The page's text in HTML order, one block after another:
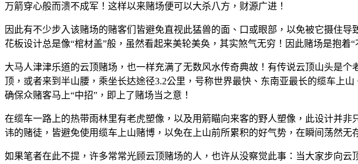
万箭穿心般而溃不成军！这样以来赌场便可以大杀八方，财源广进！
因此有不少步入该赌场的赌客们皆避免直视此猛兽的面、口或眼部，以免被它摄住
花板设计总是像“棺材盖”般，虽然看起来美轮美奂，其实煞气无穷！因此赌场是抱着
大马人津津乐道的云顶赌场，也一样充满了无数风水传奇典故！有传说云顶山头是
顶，或者来到半山腰，乘坐长达途径3.2公里，号称世界最快、东南亚最长的缆车上
确保众赌客马上“中招”，即上了赌场当之意！
在缆车一路上的热带雨林里有老虎塑像，以及用箭瞄向来客的野人塑像，此设计并
讳的赌徒，皆避免使用缆车上山赌博，以免在上山前所累积的好气势，在瞬间荡然无
如果笔者在此不提，许多常常光顾云顶赌场的人，也许从没察觉此事：当大家步向